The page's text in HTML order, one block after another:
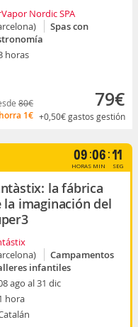
Nordic SPA
Spas con
horas
80€
1€
79€
+0,50€gastos gestión
Tiempo restante
09horas
06 09
HORAS MIN SEG
la fábrica
la imaginación del
Campamentos
infantiles
ago al 31 dic
hora